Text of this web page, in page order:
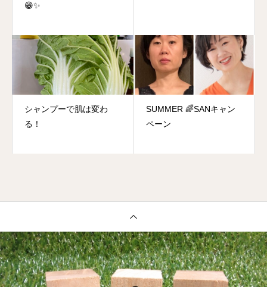
😁✨
シャンプーで肌は変わ
る！
SUMMER 🌈SANキャン
ペーン